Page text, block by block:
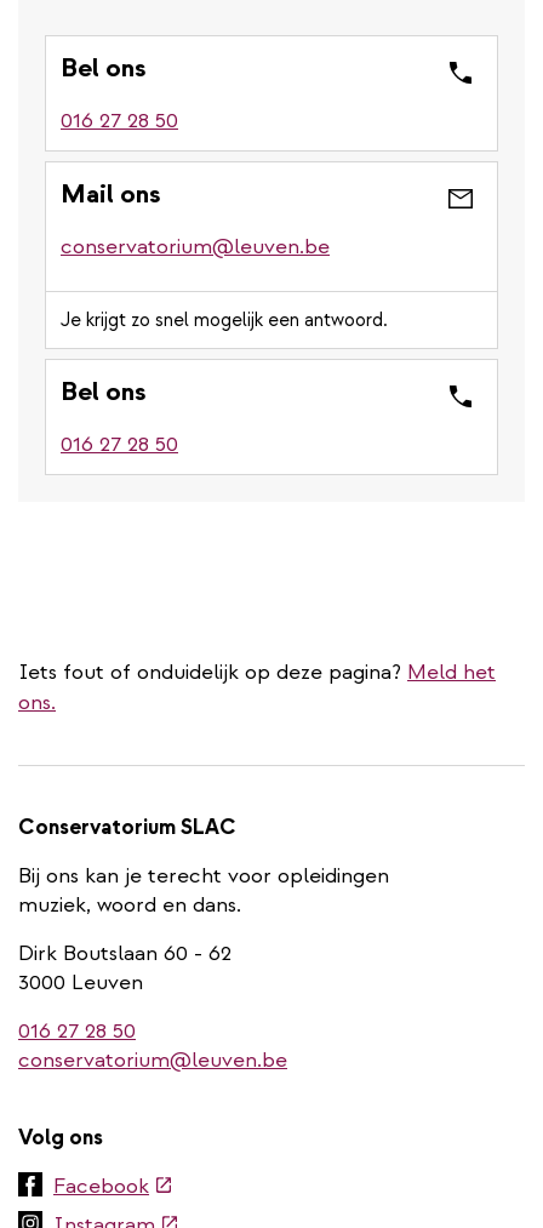
Bel ons
016 27 28 50
Mail ons
conservatorium@leuven.be
Je krijgt zo snel mogelijk een antwoord.
Bel ons
016 27 28 50
Iets fout of onduidelijk op deze pagina? Meld het
ons.
Conservatorium SLAC
Bij ons kan je terecht voor opleidingen
muziek, woord en dans.
Dirk Boutslaan 60 - 62
3000 Leuven
016 27 28 50
conservatorium@leuven.be
Volg ons
Facebook(externe
link)